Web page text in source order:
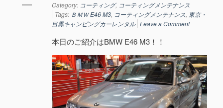
Category: コーティング, コーティングメンテナンス
Tags: ＢＭＷ E46 M3, コーティングメンテナンス, 東京・
目黒キャンピングカーレンタル Leave a Comment
本日のご紹介はBMW E46 M3！！